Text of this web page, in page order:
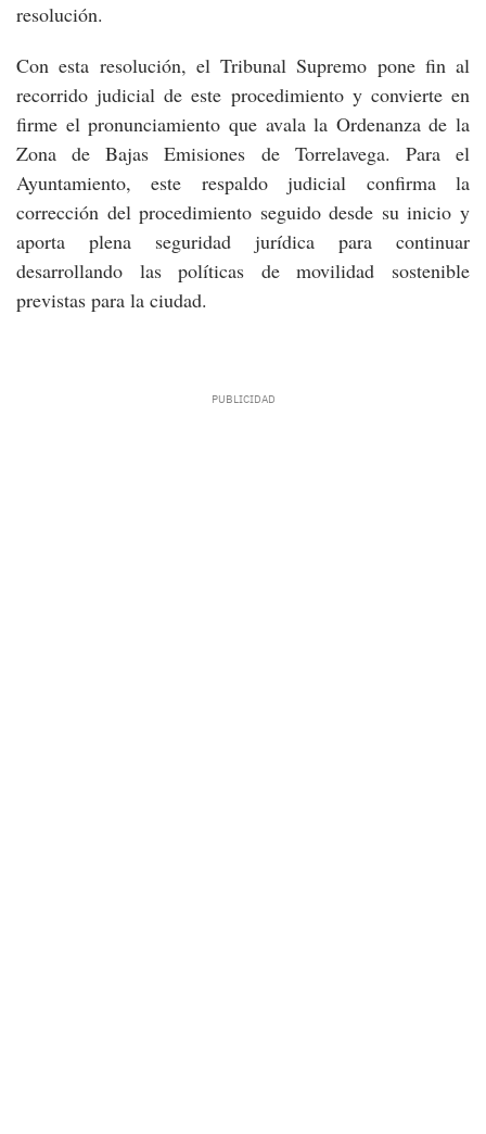
resolución.
Con esta resolución, el Tribunal Supremo pone fin al
recorrido judicial de este procedimiento y convierte en
firme el pronunciamiento que avala la Ordenanza de la
Zona de Bajas Emisiones de Torrelavega. Para el
Ayuntamiento, este respaldo judicial confirma la
corrección del procedimiento seguido desde su inicio y
aporta plena seguridad jurídica para continuar
desarrollando las políticas de movilidad sostenible
previstas para la ciudad.